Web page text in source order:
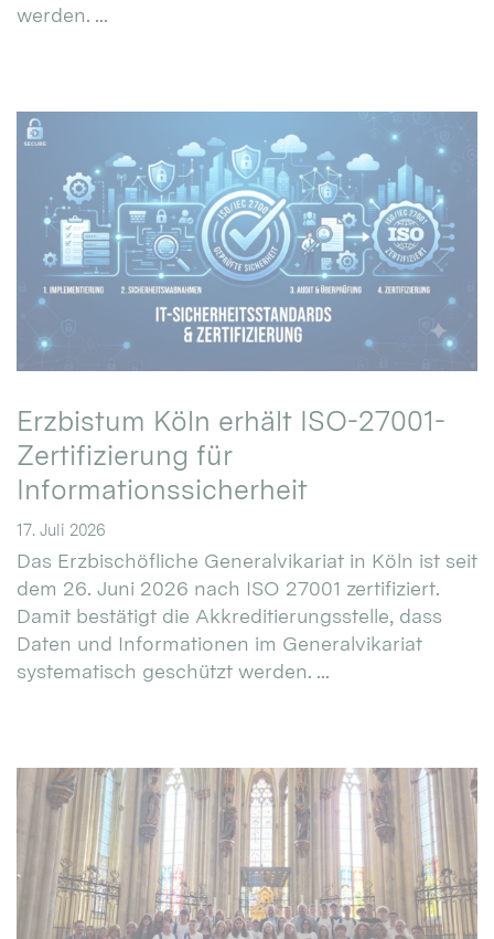
werden. ...
Erzbistum Köln erhält ISO-27001-
Zertifizierung für
Informationssicherheit
17. Juli 2026
Das Erzbischöfliche Generalvikariat in Köln ist seit
dem 26. Juni 2026 nach ISO 27001 zertifiziert.
Damit bestätigt die Akkreditierungsstelle, dass
Daten und Informationen im Generalvikariat
systematisch geschützt werden. ...